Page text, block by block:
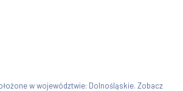
w województwie: Dolnośląskie. Zobacz